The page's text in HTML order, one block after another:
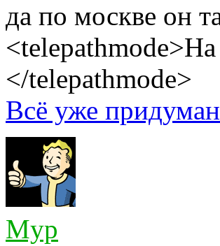
да по москве он
</telepathmode>
Всё уже
Myp